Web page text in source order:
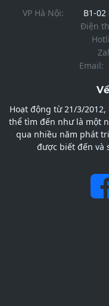
VP Hà Nội:
B1-
Điện
Email:
Hoạt động từ 21/3/
thể tìm đến như là một
qua nhiều năm phát
được biết đến và